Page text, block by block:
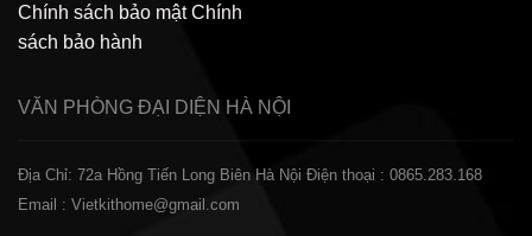
Chính sách bảo mật Chính
sách bảo hành
VĂN PHÒNG ĐẠI DIỆN HÀ NỘI
Địa Chỉ: 72a Hồng Tiến Long Biên Hà Nội Điện thoại : 0865.283.168
Email : Vietkithome@gmail.com